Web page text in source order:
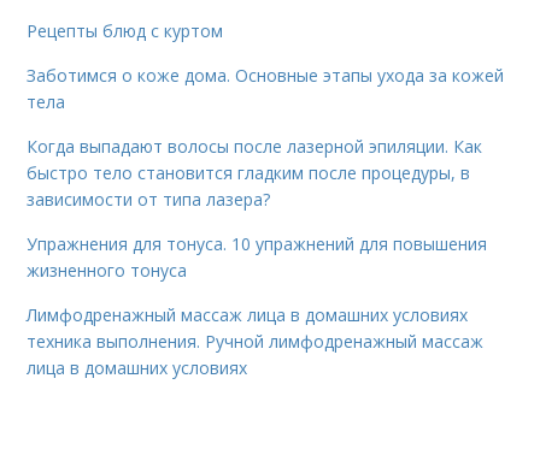
Рецепты блюд с куртом
Заботимся о коже дома. Основные этапы ухода за кожей
тела
Когда выпадают волосы после лазерной эпиляции. Как
быстро тело становится гладким после процедуры, в
зависимости от типа лазера?
Упражнения для тонуса. 10 упражнений для повышения
жизненного тонуса
Лимфодренажный массаж лица в домашних условиях
техника выполнения. Ручной лимфодренажный массаж
лица в домашних условиях